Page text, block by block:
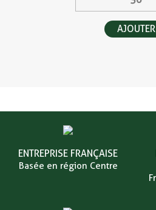
AJOUTER
ENTREPRISE FRANÇAISE
Basée en région Centre